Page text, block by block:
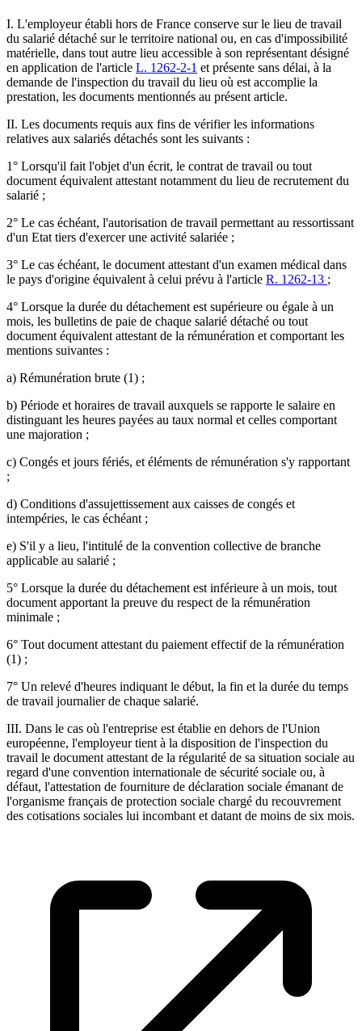
I. L'employeur établi hors de France conserve sur le lieu de travail
du salarié détaché sur le territoire national ou, en cas d'impossibilité
matérielle, dans tout autre lieu accessible à son représentant désigné
en application de l'article L. 1262-2-1 et présente sans délai, à la
demande de l'inspection du travail du lieu où est accomplie la
prestation, les documents mentionnés au présent article.
II. Les documents requis aux fins de vérifier les informations
relatives aux salariés détachés sont les suivants :
1° Lorsqu'il fait l'objet d'un écrit, le contrat de travail ou tout
document équivalent attestant notamment du lieu de recrutement du
salarié ;
2° Le cas échéant, l'autorisation de travail permettant au ressortissant
d'un Etat tiers d'exercer une activité salariée ;
3° Le cas échéant, le document attestant d'un examen médical dans
le pays d'origine équivalent à celui prévu à l'article R. 1262-13 ;
4° Lorsque la durée du détachement est supérieure ou égale à un
mois, les bulletins de paie de chaque salarié détaché ou tout
document équivalent attestant de la rémunération et comportant les
mentions suivantes :
a) Rémunération brute (1) ;
b) Période et horaires de travail auxquels se rapporte le salaire en
distinguant les heures payées au taux normal et celles comportant
une majoration ;
c) Congés et jours fériés, et éléments de rémunération s'y rapportant
;
d) Conditions d'assujettissement aux caisses de congés et
intempéries, le cas échéant ;
e) S'il y a lieu, l'intitulé de la convention collective de branche
applicable au salarié ;
5° Lorsque la durée du détachement est inférieure à un mois, tout
document apportant la preuve du respect de la rémunération
minimale ;
6° Tout document attestant du paiement effectif de la rémunération
(1) ;
7° Un relevé d'heures indiquant le début, la fin et la durée du temps
de travail journalier de chaque salarié.
III. Dans le cas où l'entreprise est établie en dehors de l'Union
européenne, l'employeur tient à la disposition de l'inspection du
travail le document attestant de la régularité de sa situation sociale au
regard d'une convention internationale de sécurité sociale ou, à
défaut, l'attestation de fourniture de déclaration sociale émanant de
l'organisme français de protection sociale chargé du recouvrement
des cotisations sociales lui incombant et datant de moins de six mois.